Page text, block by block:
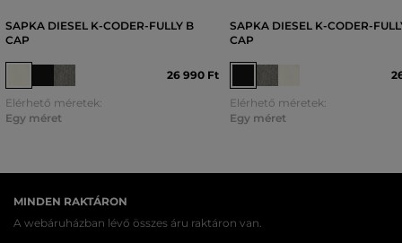
SAPKA DIESEL K-CODER-FULLY B
CAP
26 990 Ft
Elérhető méretek:
Egy méret
SAPKA DIESEL K-CODER-
CAP
Elérhető méretek:
Egy méret
MINDEN RAKTÁRON
A webáruházban lévő összes áru raktáron van.